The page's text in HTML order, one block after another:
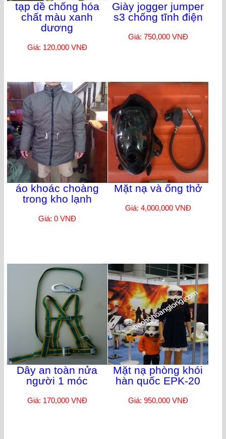
tạp dề chống hóa
chất màu xanh
dương
Giá: 120,000 VNĐ
Giày jogger jumper
s3 chống tĩnh điện
Giá: 750,000 VNĐ
áo khoác choàng
trong kho lạnh
Giá: 0 VNĐ
Mặt nạ và ống thở
Giá: 4,000,000 VNĐ
Dây an toàn nửa
người 1 móc
Giá: 170,000 VNĐ
Mặt nạ phòng khói
hàn quốc EPK-20
Giá: 950,000 VNĐ